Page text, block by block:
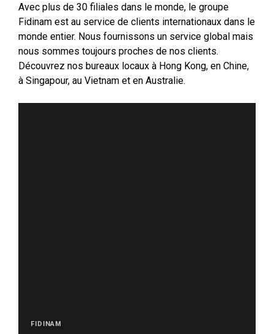
Avec plus de 30 filiales dans le monde, le groupe
Fidinam est au service de clients internationaux dans le
monde entier. Nous fournissons un service global mais
nous sommes toujours proches de nos clients.
Découvrez nos bureaux locaux à Hong Kong, en Chine,
à Singapour, au Vietnam et en Australie.
FIDINAM